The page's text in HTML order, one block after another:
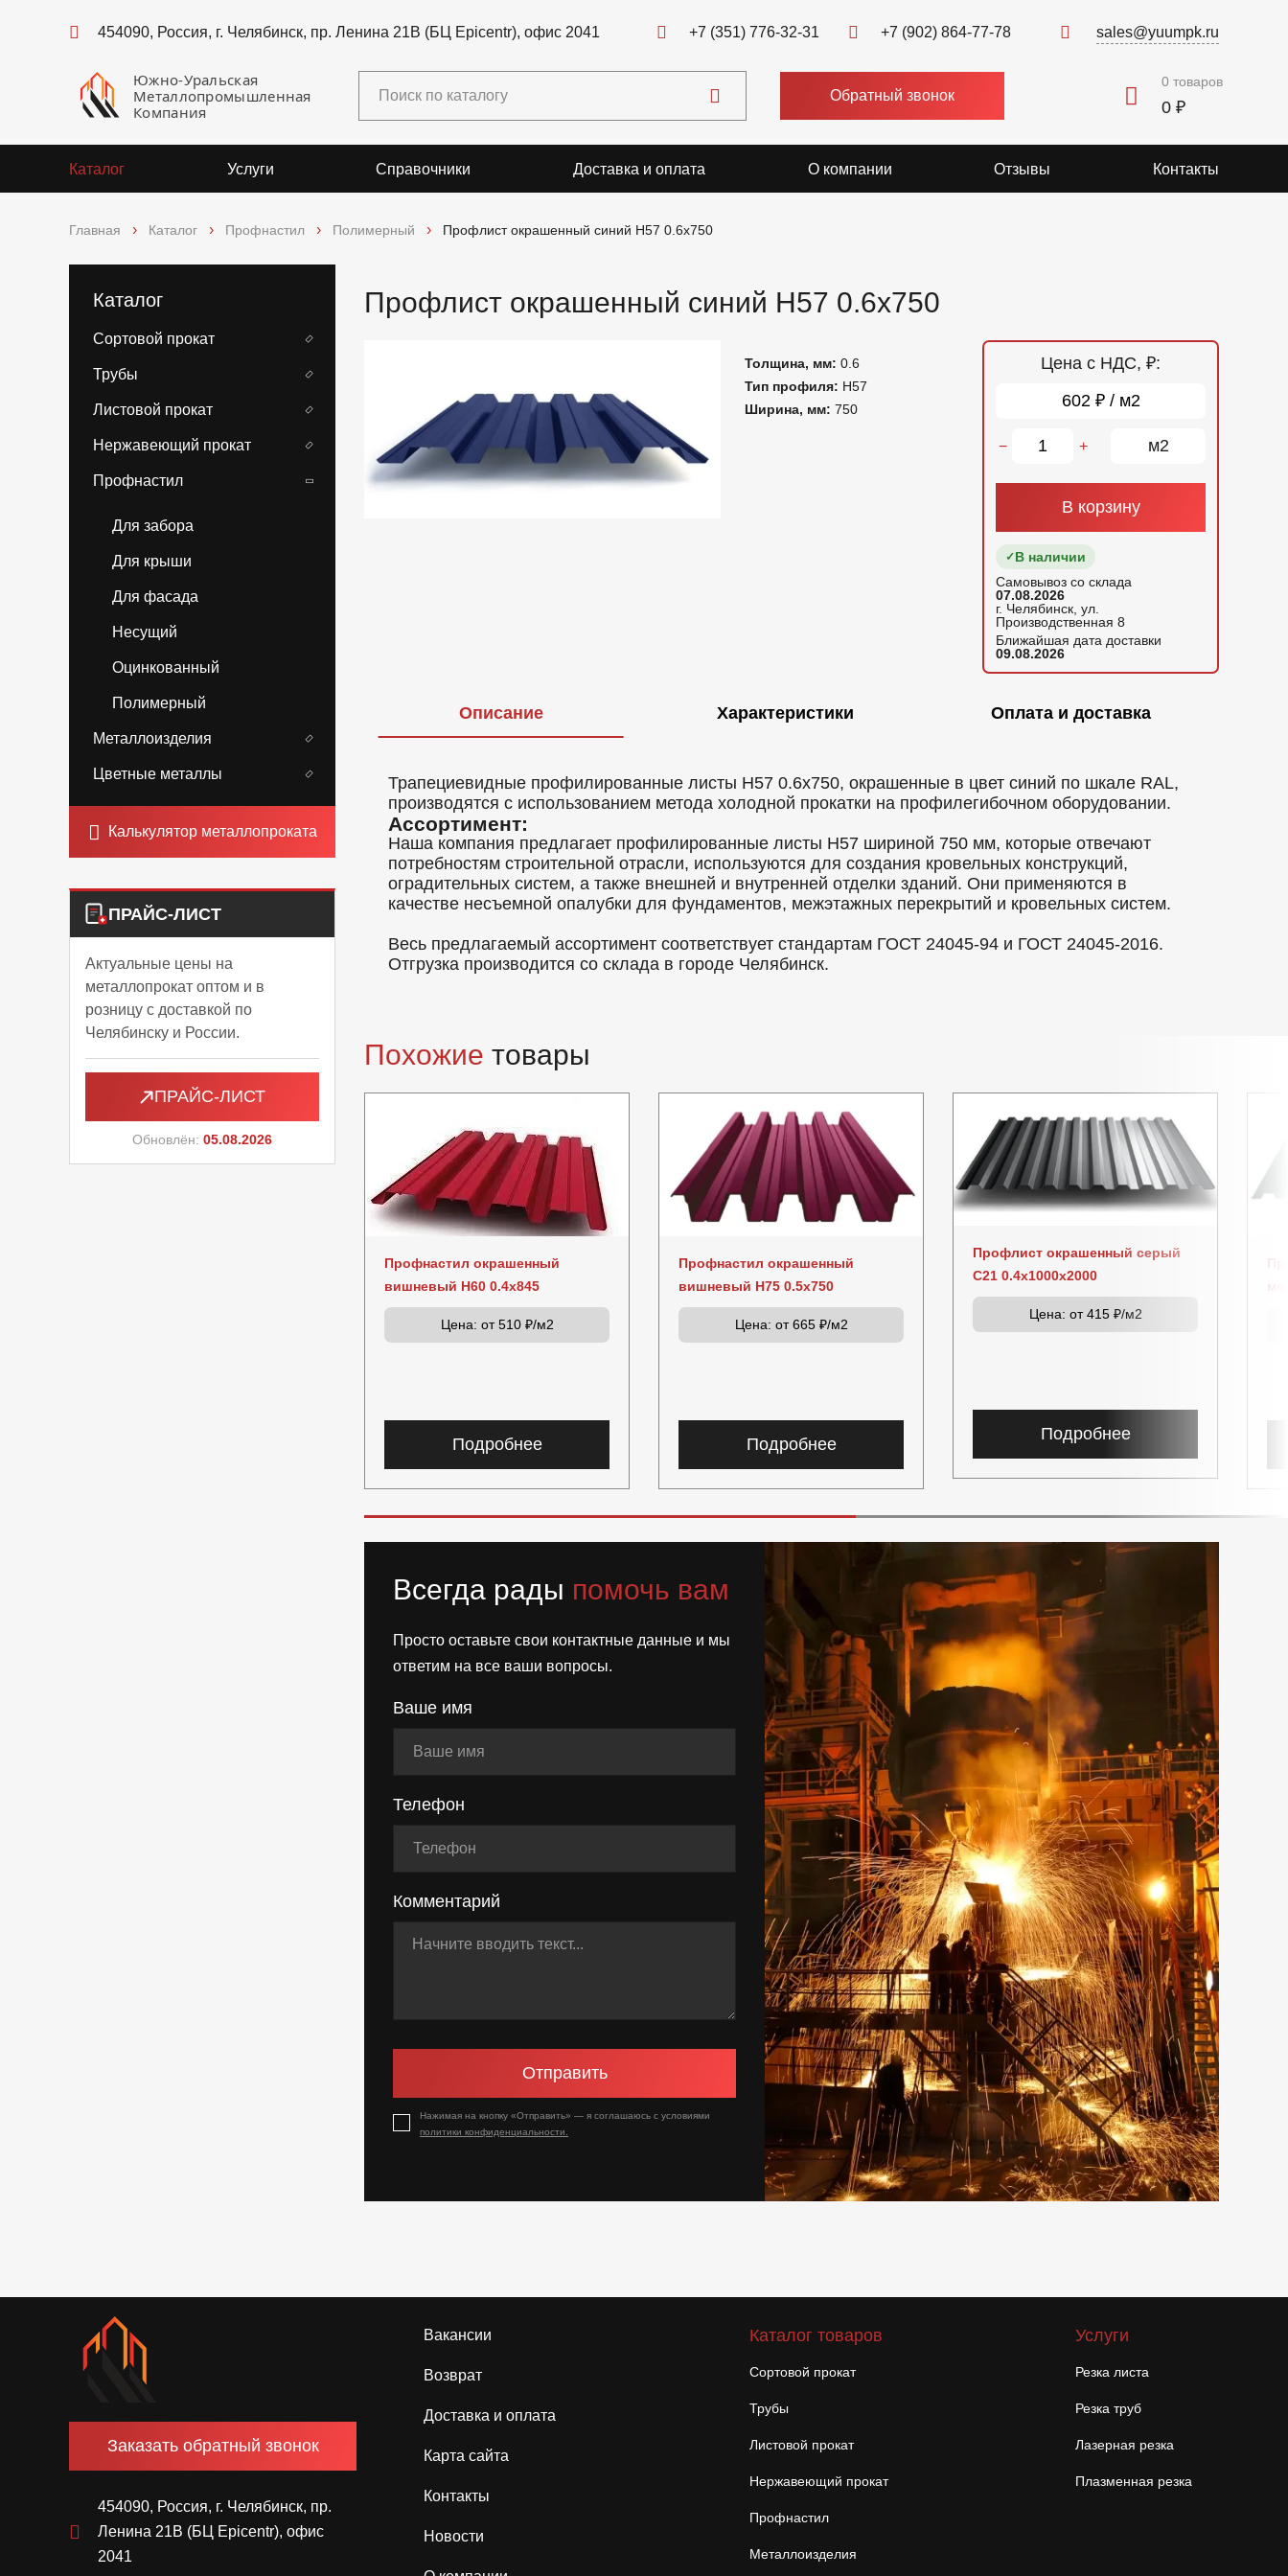
454090, Россия, г. Челябинск, пр. Ленина 21В (БЦ Epicentr), офис 2041 +7 (351) 776-32-31 +7 (902) 864-77-78 sales@yuumpk.ru
Южно-Уральская
Металлопромышленная
Компания
Обратный звонок
0 товаров
0 ₽
Каталог Услуги Справочники Доставка и оплата О компании Отзывы Контакты
Главная Каталог Профнастил Полимерный Профлист окрашенный синий Н57 0.6x750
Каталог
Сортовой прокат
Трубы
Листовой прокат
Нержавеющий прокат
Профнастил
Для забора
Для крыши
Для фасада
Несущий
Оцинкованный
Полимерный
Металлоизделия
Цветные металлы
Калькулятор металлопроката
ПРАЙС-ЛИСТ
Актуальные цены на
металлопрокат оптом и в
розницу с доставкой по
Челябинску и России.
ПРАЙС-ЛИСТ
Обновлён: 05.08.2026
Профлист окрашенный синий Н57 0.6x750
Толщина, мм: 0.6
Тип профиля: Н57
Ширина, мм: 750
Цена с НДС, ₽:
602 ₽ / м2
− + м2
В корзину
В наличии
Самовывоз со склада
07.08.2026
г. Челябинск, ул.
Производственная 8
Ближайшая дата доставки
09.08.2026
Описание Характеристики Оплата и доставка
Трапециевидные профилированные листы Н57 0.6x750, окрашенные в цвет синий по шкале RAL,
производятся с использованием метода холодной прокатки на профилегибочном оборудовании.
Ассортимент:
Наша компания предлагает профилированные листы Н57 шириной 750 мм, которые отвечают
потребностям строительной отрасли, используются для создания кровельных конструкций,
оградительных систем, а также внешней и внутренней отделки зданий. Они применяются в
качестве несъемной опалубки для фундаментов, межэтажных перекрытий и кровельных систем.
Весь предлагаемый ассортимент соответствует стандартам ГОСТ 24045-94 и ГОСТ 24045-2016.
Отгрузка производится со склада в городе Челябинск.
Похожие товары
Профнастил окрашенный
вишневый Н60 0.4x845
Цена: от 510 ₽/м2
Подробнее
Профнастил окрашенный
вишневый Н75 0.5x750
Цена: от 665 ₽/м2
Подробнее
Профлист окрашенный серый
C21 0.4x1000x2000
Цена: от 415 ₽/м2
Подробнее
Всегда рады помочь вам
Просто оставьте свои контактные данные и мы
ответим на все ваши вопросы.
Ваше имя
Телефон
Комментарий
Отправить
Нажимая на кнопку «Отправить» — я соглашаюсь с условиями
политики конфиденциальности.
Заказать обратный звонок
454090, Россия, г. Челябинск, пр.
Ленина 21В (БЦ Epicentr), офис
2041
Вакансии
Возврат
Доставка и оплата
Карта сайта
Контакты
Новости
Каталог товаров
Сортовой прокат
Трубы
Листовой прокат
Нержавеющий прокат
Профнастил
Металлоизделия
Услуги
Резка листа
Резка труб
Лазерная резка
Плазменная резка